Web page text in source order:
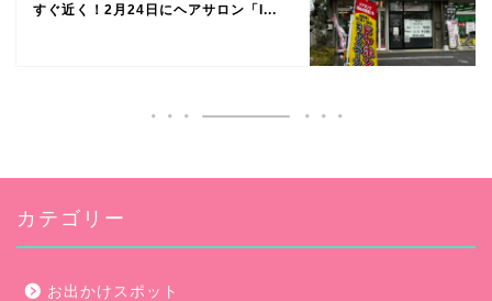
すぐ近く！2月24日にヘアサロン「I...
カテゴリー
お出かけスポット